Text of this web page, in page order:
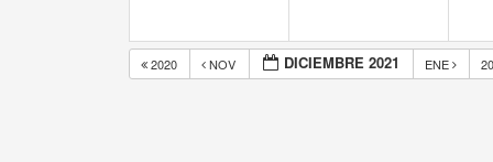
2020 NOV DICIEMBRE 2021 ENE